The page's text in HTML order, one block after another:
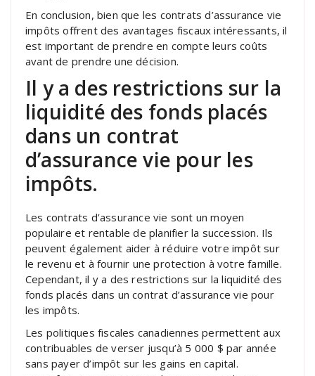
En conclusion, bien que les contrats d’assurance vie
impôts offrent des avantages fiscaux intéressants, il
est important de prendre en compte leurs coûts
avant de prendre une décision.
Il y a des restrictions sur la
liquidité des fonds placés
dans un contrat
d’assurance vie pour les
impôts.
Les contrats d’assurance vie sont un moyen
populaire et rentable de planifier la succession. Ils
peuvent également aider à réduire votre impôt sur
le revenu et à fournir une protection à votre famille.
Cependant, il y a des restrictions sur la liquidité des
fonds placés dans un contrat d’assurance vie pour
les impôts.
Les politiques fiscales canadiennes permettent aux
contribuables de verser jusqu’à 5 000 $ par année
sans payer d’impôt sur les gains en capital.